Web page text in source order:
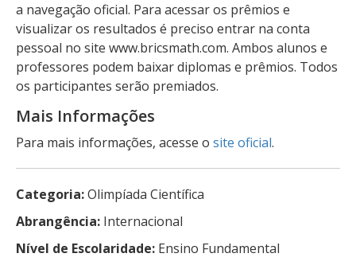
a navegação oficial. Para acessar os prêmios e
visualizar os resultados é preciso entrar na conta
pessoal no site www.bricsmath.com. Ambos alunos e
professores podem baixar diplomas e prêmios. Todos
os participantes serão premiados.
Mais Informações
Para mais informações, acesse o site oficial.
Categoria:Olimpíada Científica
Abrangência: Internacional
Nível de Escolaridade: Ensino Fundamental